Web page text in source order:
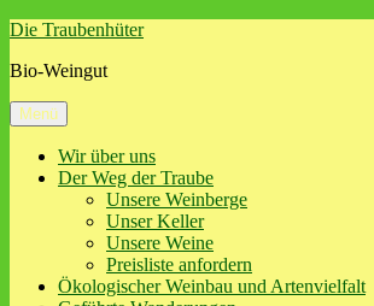
Zum
springen
Die Traubenhüter
Bio-Weingut
Menü
Wir über uns
Der Weg der Traube
Unsere Weinberge
Unser Keller
Unsere Weine
Preisliste anfordern
Ökologischer Weinbau und Artenvielfalt